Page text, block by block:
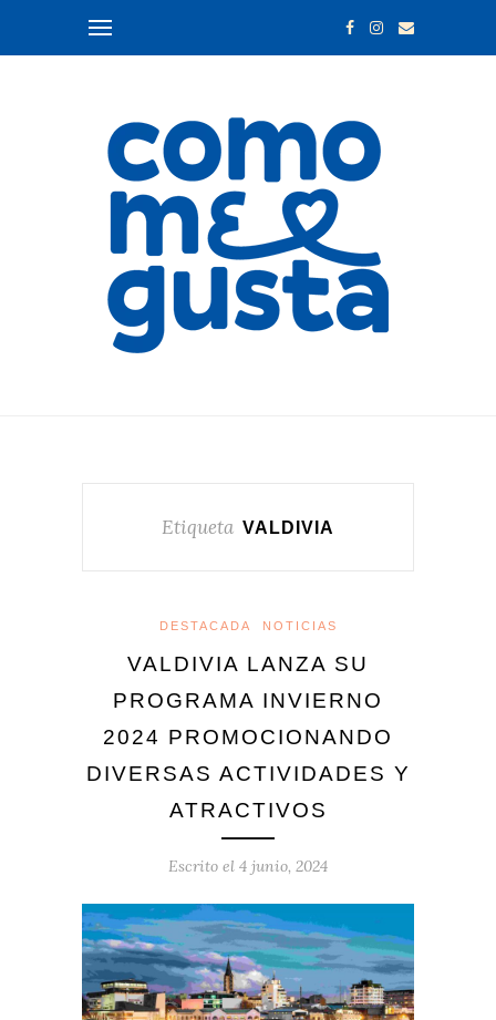
Etiqueta VALDIVIA
DESTACADA NOTICIAS
VALDIVIA LANZA SU
PROGRAMA INVIERNO
2024 PROMOCIONANDO
DIVERSAS ACTIVIDADES Y
ATRACTIVOS
Escrito el 4 junio, 2024